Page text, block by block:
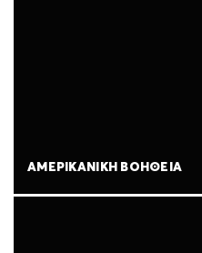
ΑΜΕΡΙΚΑΝΙΚΉ ΒΟΉΘΕΙΑ